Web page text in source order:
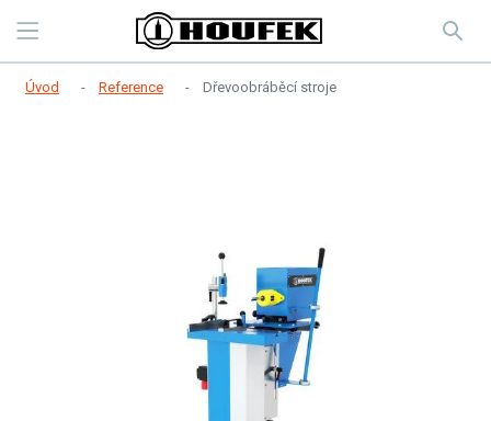
Úvod Reference Dřevoobráběcí stroje